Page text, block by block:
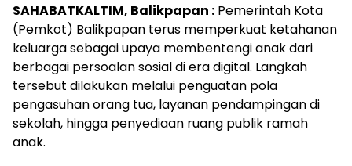
SAHABATKALTIM, Balikpapan : Pemerintah Kota
(Pemkot) Balikpapan terus memperkuat ketahanan
keluarga sebagai upaya membentengi anak dari
berbagai persoalan sosial di era digital. Langkah
tersebut dilakukan melalui penguatan pola
pengasuhan orang tua, layanan pendampingan di
sekolah, hingga penyediaan ruang publik ramah
anak.